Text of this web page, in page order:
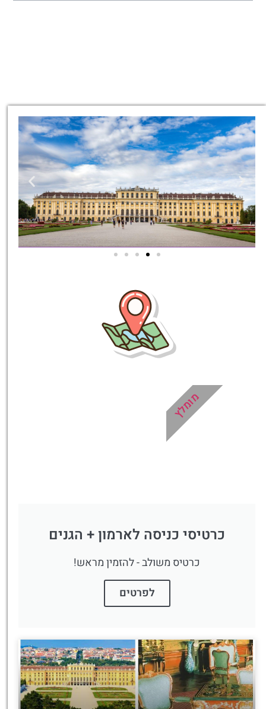
הדרכה מקצועית
ואינפורמטיבית במיוחד
עבורכם!
לחצו פה!
כרטיסי כניסה לארמון + הגנים
כרטיס משולב - להזמין מראש!
לפרטים
מומלץ